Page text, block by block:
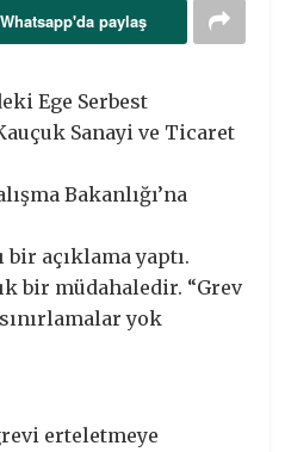
Whatsapp'da paylaş
Ege Serbest
Sanayi ve Ticaret
Bakanlığı’na
bir açıklama yaptı.
bir müdahaledir. “Grev
yok
erteletmeye